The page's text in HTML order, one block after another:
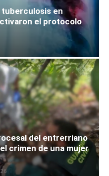
en
el protocolo
del entrerriano
crimen de una mujer